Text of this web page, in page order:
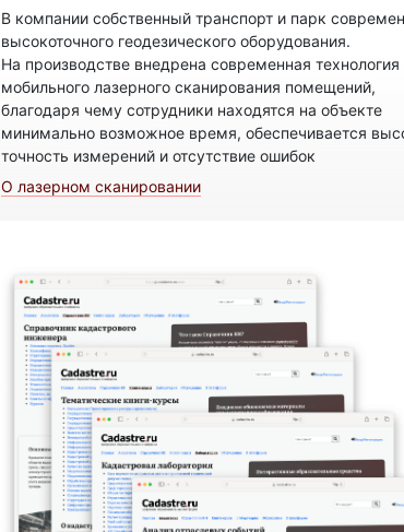
В компании собственный транспорт и парк
высокоточного геодезического оборудования.
На производстве внедрена современная технология
мобильного лазерного сканирования помещений,
благодаря чему сотрудники находятся на объекте
минимально возможное время, обеспечивается
точность измерений и отсутствие ошибок
О лазерном сканировании